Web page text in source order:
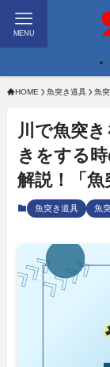
MENU
HOME 魚突き道具 魚
川で魚突
きをする
解説！「魚
魚突き道具 魚